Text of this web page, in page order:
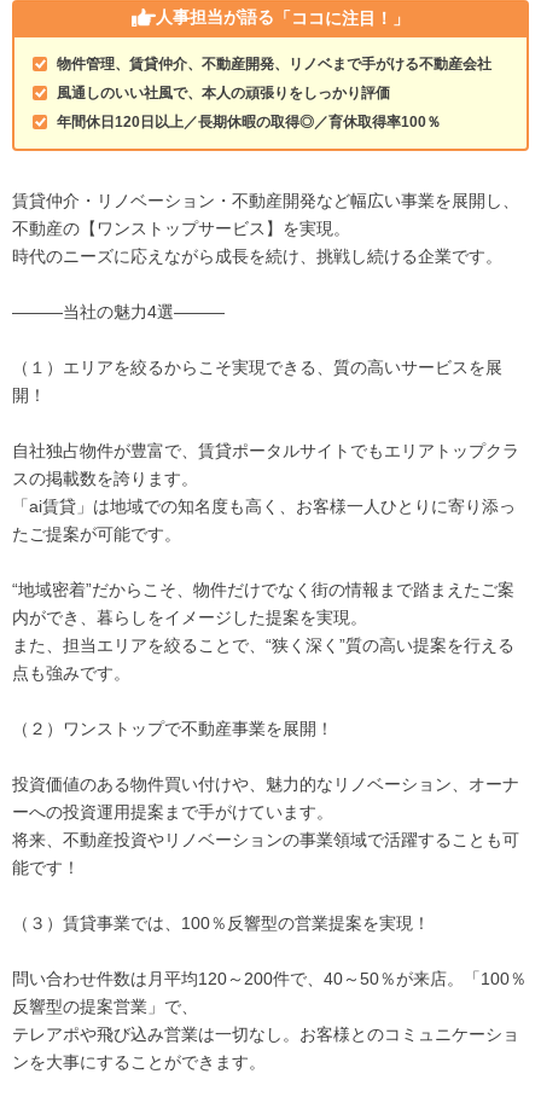
人事担当が語る 「ココに注目！」
物件管理、賃貸仲介、不動産開発、リノベまで手がける不動産会社
風通しのいい社風で、本人の頑張りをしっかり評価
年間休日120日以上／長期休暇の取得◎／育休取得率100％
賃貸仲介・リノベーション・不動産開発など幅広い事業を展開し、
不動産の【ワンストップサービス】を実現。
時代のニーズに応えながら成長を続け、挑戦し続ける企業です。
―――当社の魅力4選―――
（１）エリアを絞るからこそ実現できる、質の高いサービスを展
開！
自社独占物件が豊富で、賃貸ポータルサイトでもエリアトップクラ
スの掲載数を誇ります。
「ai賃貸」は地域での知名度も高く、お客様一人ひとりに寄り添っ
たご提案が可能です。
“地域密着”だからこそ、物件だけでなく街の情報まで踏まえたご案
内ができ、暮らしをイメージした提案を実現。
また、担当エリアを絞ることで、“狭く深く”質の高い提案を行える
点も強みです。
（２）ワンストップで不動産事業を展開！
投資価値のある物件買い付けや、魅力的なリノベーション、オーナ
ーへの投資運用提案まで手がけています。
将来、不動産投資やリノベーションの事業領域で活躍することも可
能です！
（３）賃貸事業では、100％反響型の営業提案を実現！
問い合わせ件数は月平均120～200件で、40～50％が来店。「100％
反響型の提案営業」で、
テレアポや飛び込み営業は一切なし。お客様とのコミュニケーショ
ンを大事にすることができます。